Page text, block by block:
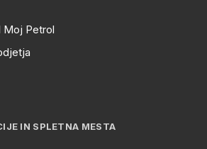
Moj Petrol
IN SPLETNA MESTA